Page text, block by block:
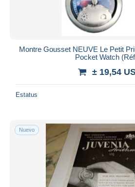
Montre Gousset NEUVE Le Petit
Pocket Watch
± 19,54
Estatus
Nuevo